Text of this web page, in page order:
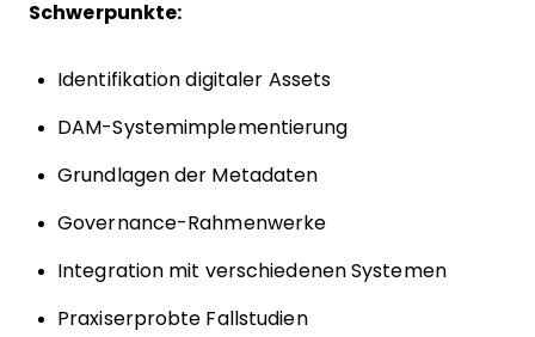
Schwerpunkte:
Identifikation digitaler Assets
DAM-Systemimplementierung
Grundlagen der Metadaten
Governance-Rahmenwerke
Integration mit verschiedenen Systemen
Praxiserprobte Fallstudien